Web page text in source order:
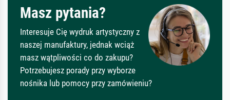
Masz pytania?
Interesuje Cię wydruk artystyczny z
naszej manufaktury, jednak wciąż
masz wątpliwości co do zakupu?
Potrzebujesz porady przy wyborze
nośnika lub pomocy przy zamówieniu?